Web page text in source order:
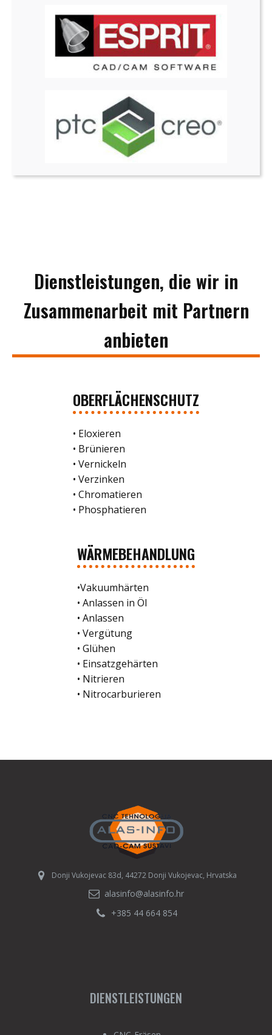
Dienstleistungen, die wir in
Zusammenarbeit mit Partnern
anbieten
OBERFLÄCHENSCHUTZ
• Eloxieren
• Brünieren
• Vernickeln
• Verzinken
• Chromatieren
• Phosphatieren
WÄRMEBEHANDLUNG
•Vakuumhärten
• Anlassen in Öl
• Anlassen
• Vergütung
• Glühen
• Einsatzgehärten
• Nitrieren
• Nitrocarburieren
Donji Vukojevac 83d, 44272 Donji Vukojevac, Hrvatska
alasinfo@alasinfo.hr
+385 44 664 854
DIENSTLEISTUNGEN